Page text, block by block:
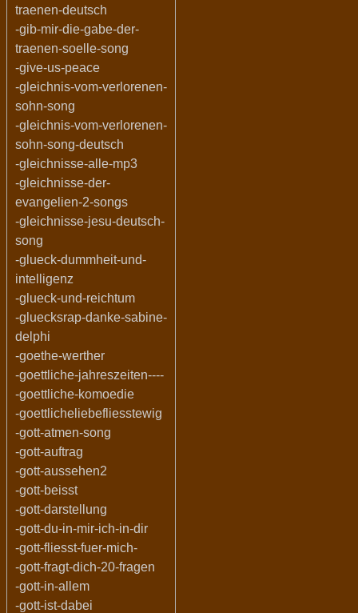
traenen-deutsch
-gib-mir-die-gabe-der-
traenen-soelle-song
-give-us-peace
-gleichnis-vom-verlorenen-
sohn-song
-gleichnis-vom-verlorenen-
sohn-song-deutsch
-gleichnisse-alle-mp3
-gleichnisse-der-
evangelien-2-songs
-gleichnisse-jesu-deutsch-
song
-glueck-dummheit-und-
intelligenz
-glueck-und-reichtum
-gluecksrap-danke-sabine-
delphi
-goethe-werther
-goettliche-jahreszeiten----
-goettliche-komoedie
-goettlicheliebefliesstewig
-gott-atmen-song
-gott-auftrag
-gott-aussehen2
-gott-beisst
-gott-darstellung
-gott-du-in-mir-ich-in-dir
-gott-fliesst-fuer-mich-
-gott-fragt-dich-20-fragen
-gott-in-allem
-gott-ist-dabei